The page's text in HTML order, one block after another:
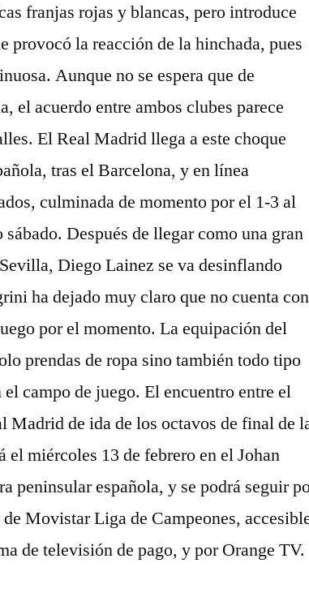
franjas rojas y blancas, pero introduce
provocó la reacción de la hinchada, pues
Aunque no se espera que de
el acuerdo entre ambos clubes parece
El Real Madrid llega a este choque
tras el Barcelona, y en línea
culminada de momento por el 1-3 al
Después de llegar como una gran
Diego Lainez se va desinflando
ha dejado muy claro que no cuenta con
por el momento. La equipación del
prendas de ropa sino también todo tipo
el campo de juego. El encuentro entre el
Madrid de ida de los octavos de final de
el miércoles 13 de febrero en el Johan
peninsular española, y se podrá seguir
Movistar Liga de Campeones,
de televisión de pago, y por Orange TV.